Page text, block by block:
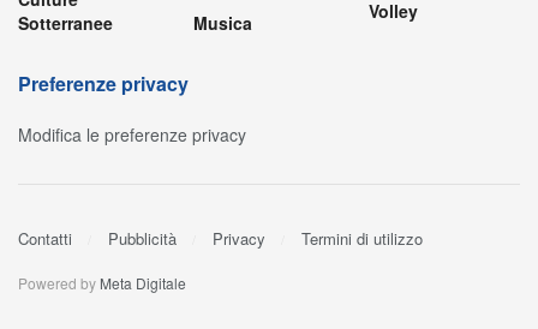
Sotterranee
Musica
Volley
Preferenze privacy
Modifica le preferenze privacy
Contatti Pubblicità Privacy Termini di utilizzo
Powered by Meta Digitale